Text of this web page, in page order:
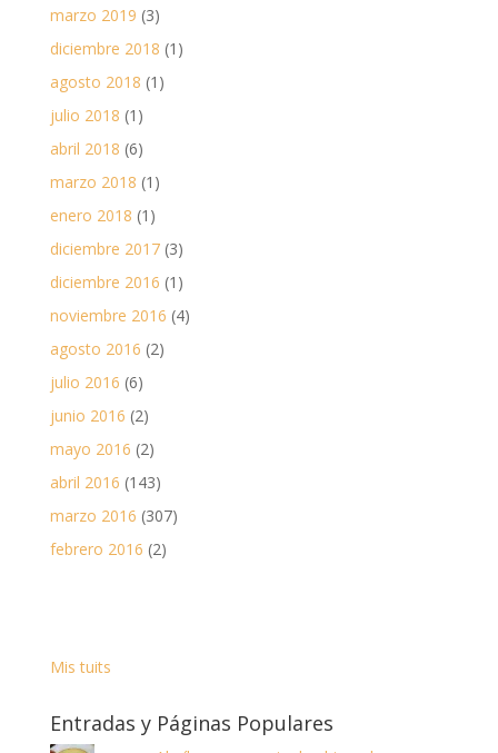
marzo 2019 (3)
diciembre 2018 (1)
agosto 2018 (1)
julio 2018 (1)
abril 2018 (6)
marzo 2018 (1)
enero 2018 (1)
diciembre 2017(3)
diciembre 2016 (1)
noviembre 2016 (4)
agosto 2016 (2)
julio 2016 (6)
junio 2016 (2)
mayo 2016 (2)
abril 2016 (143)
marzo 2016 (307)
febrero 2016 (2)
Mis tuits
Entradas y Páginas Populares